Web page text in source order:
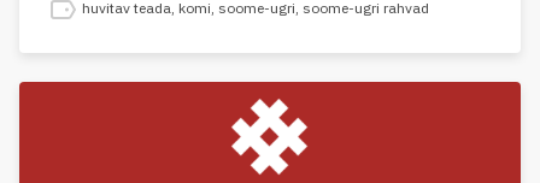
huvitav teada komi soome-ugri soome-ugri rahvad